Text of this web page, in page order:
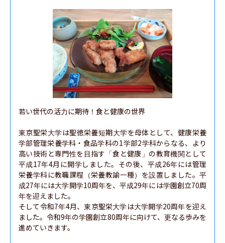
若い世代の活力に期待！食と健康の世界
東京聖栄大学は聖徳栄養短期大学を母体として、健康栄養
学部管理栄養学科・食品学科の1学部2学科からなる、より
高い技術と専門性を目指す「食と健康」の教育機関として
平成17年4月に開学しました。その後、平成26年には管理
栄養学科に教職課程（栄養教諭一種）を設置しました。平
成27年には大学開学10周年を、平成29年には学園創立70周
年を迎えました。
そして令和7年4月、東京聖栄大学は大学開学20周年を迎え
ました。令和9年の学園創立80周年に向けて、更なる歩みを
進めていきます。